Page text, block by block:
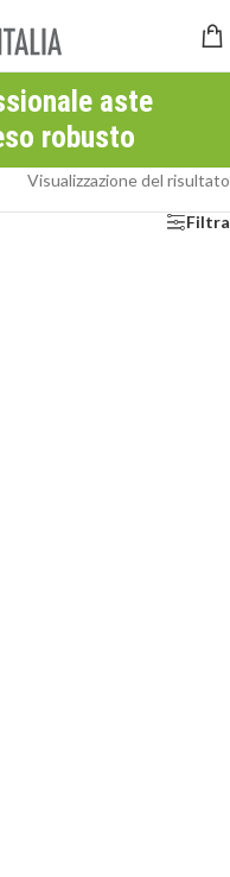
aste
robusto
Visualizzazione del risultato
Filtra